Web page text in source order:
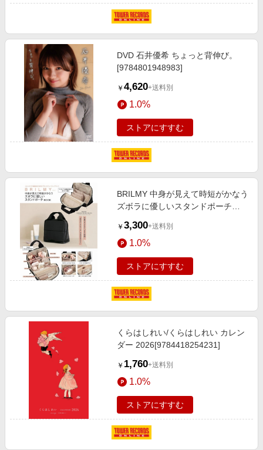
DVD 石井優希 ちょっと背伸び。
[9784801948983]
￥ 4,620+送料別
1.0%
ストアにすすむ
BRILMY 中身が見えて時短がかなう
ズボラに優しいスタンドポーチ
￥ 3,300+送料別
1.0%
ストアにすすむ
くらはしれい/くらはしれい カレン
ダー 2026[9784418254231]
￥ 1,760+送料別
1.0%
ストアにすすむ